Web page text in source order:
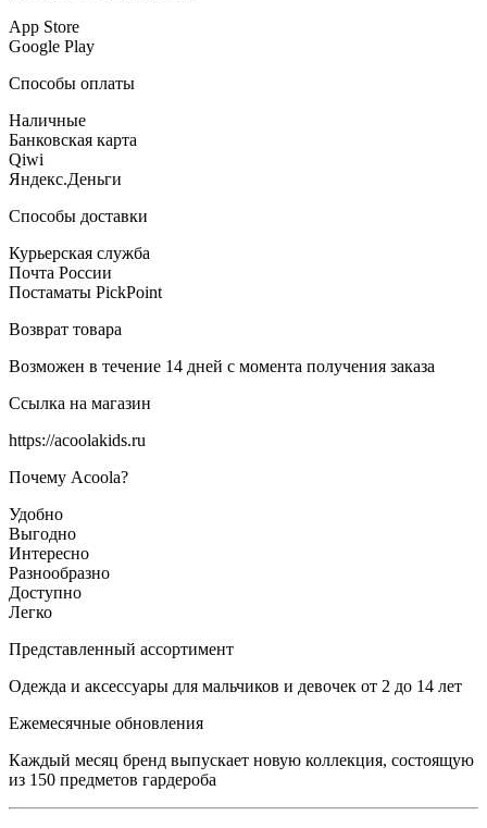
App Store
Google Play
Способы оплаты
Наличные
Банковская карта
Qiwi
Яндекс.Деньги
Способы доставки
Курьерская служба
Почта России
Постаматы PickPoint
Возврат товара
Возможен в течение 14 дней с момента получения заказа
Ссылка на магазин
https://acoolakids.ru
Почему Acoola?
Удобно
Выгодно
Интересно
Разнообразно
Доступно
Легко
Представленный ассортимент
Одежда и аксессуары для мальчиков и девочек от 2 до 14 лет
Ежемесячные обновления
Каждый месяц бренд выпускает новую коллекция, состоящую
из 150 предметов гардероба